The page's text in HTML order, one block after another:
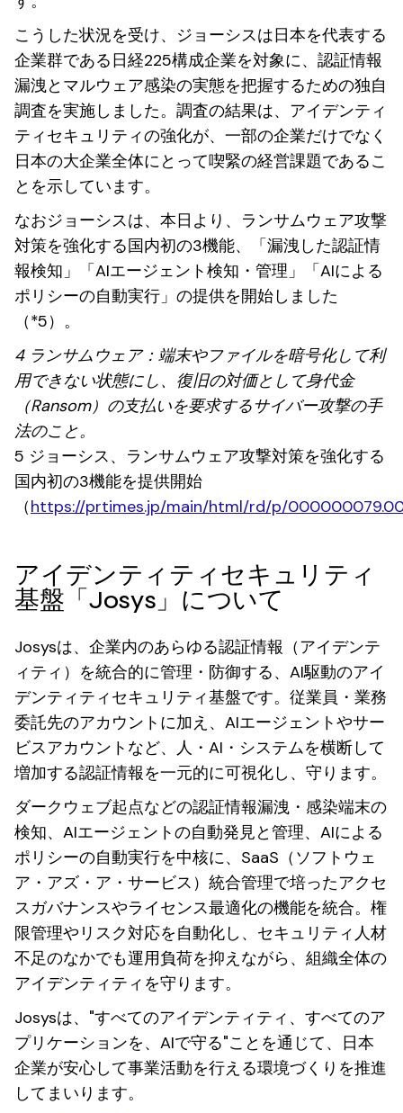
こうした状況を受け、ジョーシスは日本を代表する
企業群である日経225構成企業を対象に、認証情報
漏洩とマルウェア感染の実態を把握するための独自
調査を実施しました。調査の結果は、アイデンティ
ティセキュリティの強化が、一部の企業だけでなく
日本の大企業全体にとって喫緊の経営課題であるこ
とを示しています。
なおジョーシスは、本日より、ランサムウェア攻撃
対策を強化する国内初の3機能、「漏洩した認証情
報検知」「AIエージェント検知・管理」「AIによる
ポリシーの自動実行」の提供を開始しました
（*5）。
4 ランサムウェア：端末やファイルを暗号化して利
用できない状態にし、復旧の対価として身代金
（Ransom）の支払いを要求するサイバー攻撃の手
法のこと。
5 ジョーシス、ランサムウェア攻撃対策を強化する
国内初の3機能を提供開始
（https://prtimes.jp/main/html/rd/p/
アイデンティティセキュリティ
基盤「Josys」について
Josysは、企業内のあらゆる認証情報（アイデンテ
ィティ）を統合的に管理・防御する、AI駆動のアイ
デンティティセキュリティ基盤です。従業員・業務
委託先のアカウントに加え、AIエージェントやサー
ビスアカウントなど、人・AI・システムを横断して
増加する認証情報を一元的に可視化し、守ります。
ダークウェブ起点などの認証情報漏洩・感染端末の
検知、AIエージェントの自動発見と管理、AIによる
ポリシーの自動実行を中核に、SaaS（ソフトウェ
ア・アズ・ア・サービス）統合管理で培ったアクセ
スガバナンスやライセンス最適化の機能を統合。権
限管理やリスク対応を自動化し、セキュリティ人材
不足のなかでも運用負荷を抑えながら、組織全体の
アイデンティティを守ります。
Josysは、"すべてのアイデンティティ、すべてのア
プリケーションを、AIで守る"ことを通じて、日本
企業が安心して事業活動を行える環境づくりを推進
してまいります。